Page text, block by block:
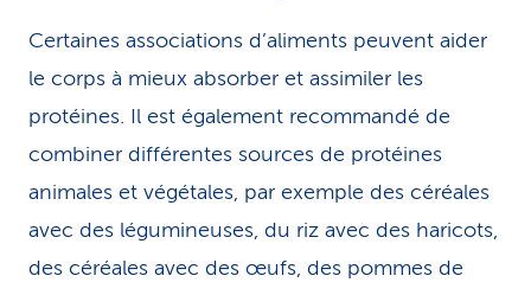
Certaines associations d’aliments peuvent aider
le corps à mieux absorber et assimiler les
protéines. Il est également recommandé de
combiner différentes sources de protéines
animales et végétales, par exemple des céréales
avec des légumineuses, du riz avec des haricots,
des céréales avec des œufs, des pommes de